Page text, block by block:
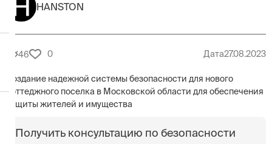
HANSTON
46 0 Дата27.08.2023
Создание надежной системы безопасности для нового
коттеджного поселка в Московской области для обеспечения
защиты жителей и имущества
Получить консультацию по безопасности